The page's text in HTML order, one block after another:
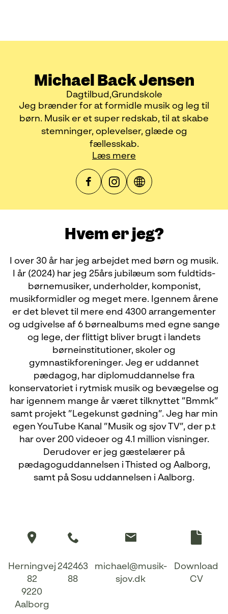
Michael Back Jensen
Dagtilbud Grundskole
Jeg brænder for at formidle musik og leg til
børn. Musik er et super redskab, til at skabe
stemninger, oplevelser, glæde og
fællesskab.
Læs mere
Hvem er jeg?
I over 30 år har jeg arbejdet med børn og musik.
I år (2024) har jeg 25års jubilæum som fuldtids-
børnemusiker, underholder, komponist,
musikformidler og meget mere. Igennem årene
er det blevet til mere end 4300 arrangementer
og udgivelse af 6 børnealbums med egne sange
og lege, der flittigt bliver brugt i landets
børneinstitutioner, skoler og
gymnastikforeninger. Jeg er uddannet
pædagog, har diplomuddannelse fra
konservatoriet i rytmisk musik og bevægelse og
har igennem mange år været tilknyttet ”Bmmk”
samt projekt ”Legekunst gødning”. Jeg har min
egen YouTube Kanal ”Musik og sjov TV”, der p.t
har over 200 videoer og 4.1 million visninger.
Derudover er jeg gæstelærer på
pædagoguddannelsen i Thisted og Aalborg,
samt på Sosu uddannelsen i Aalborg.
Herningvej
82
9220
Aalborg
242463
88
michael@musik-
sjov.dk
Download
CV